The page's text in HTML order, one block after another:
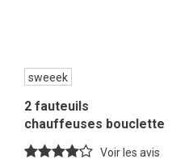
sweeek
2 fauteuils
chauffeuses bouclette
texturée blanc
Voir les avis